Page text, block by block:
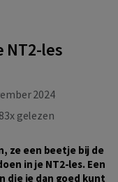
NT2-les
2024
gelezen
ze een beetje bij de
in je NT2-les. Een
die je dan goed kunt